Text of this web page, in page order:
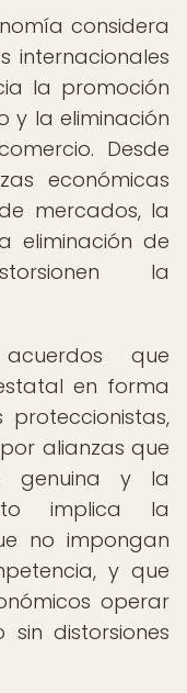
considera
internacionales
la promoción
y la eliminación
Desde
económicas
mercados, la
eliminación de
la
que
en forma
alianzas que
genuina y la
implica la
no impongan
y que
operar
distorsiones